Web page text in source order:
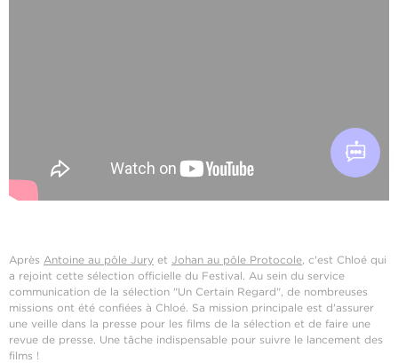
Après Antoine au pôle Jury et Johan au pôle Protocole, c'est Chloé qui
a rejoint cette sélection officielle du Festival. Au sein du service
communication de la sélection "Un Certain Regard", de nombreuses
missions ont été confiées à Chloé. Sa mission principale est d'assurer
une veille dans la presse pour les films de la sélection et de faire une
revue de presse. Une tâche indispensable pour suivre le lancement des
films !